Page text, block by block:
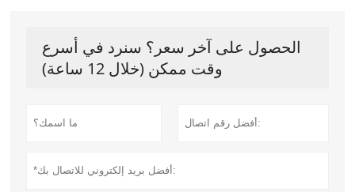
الحصول على آخر سعر؟ سنرد في أسرع
وقت ممكن (خلال 12 ساعة)